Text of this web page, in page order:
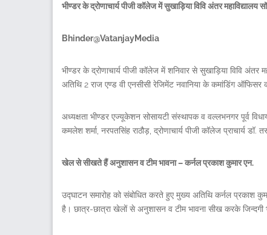
भीण्डर के द्रोणाचार्य पीजी कॉलेज में सुखाड़िया विवि अंतर महाविद्यालय
Bhinder@VatanjayMedia
भीण्डर के द्रोणाचार्य पीजी कॉलेज में शनिवार से सुखाड़िया विवि अंतर
अतिथि 2 राज एण्ड वी एनसीसी रेजिमेंट नवानिया के कमांडिंग
अध्यक्षता भीण्डर एज्यूकेशन सोसायटी संस्थापक व वल्लभनगर पूर्व
कमलेश शर्मा, नरपतसिंह राठौड़, द्रोणाचार्य पीजी कॉलेज प्राचार्य
खेल से सीखते हैं अनुशासन व टीम भावना – कर्नल प्रकाश कुमार एन.
उद्घाटन समारोह को संबोधित करते हुए मुख्य अतिथि कर्नल प्रकाश
है। छात्र-छात्रा खेलों से अनुशासन व टीम भावना सीख करके